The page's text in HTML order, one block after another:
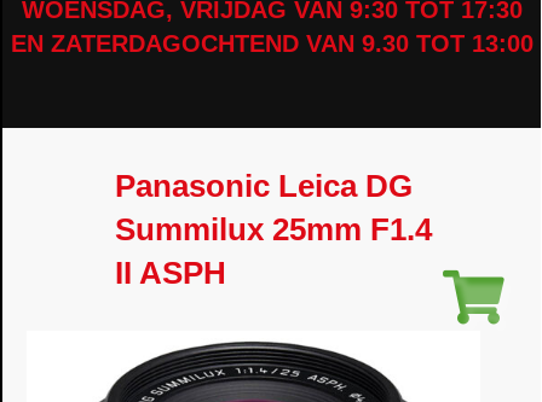
WOENSDAG, VRIJDAG VAN 9:30 TOT 17:30
EN ZATERDAGOCHTEND VAN 9.30 TOT 13:00
Panasonic Leica DG
Summilux 25mm F1.4
II ASPH